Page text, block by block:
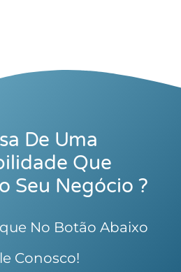
De Uma
Que
Seu Negócio ?
No Botão Abaixo
Conosco!